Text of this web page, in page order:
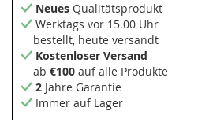
Neues Qualitätsprodukt
Werktags vor 15.00 Uhr
bestellt, heute versandt
Kostenloser Versand
ab €100 auf alle Produkte
2 Jahre Garantie
Immer auf Lager